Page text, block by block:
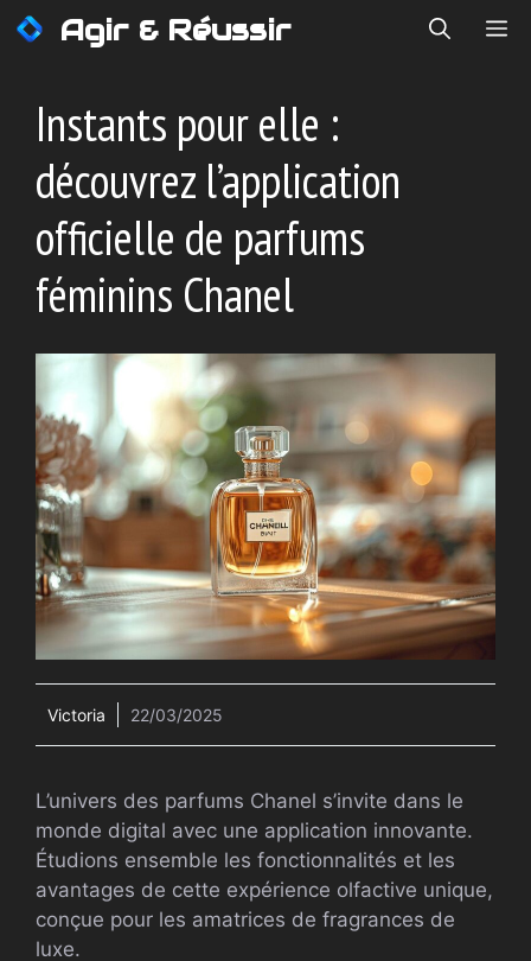
Aller
au
Agir & Réussir
Instants pour elle :
découvrez l’application
officielle de parfums
féminins Chanel
Victoria 22/03/2025
L’univers des parfums Chanel s’invite dans le
monde digital avec une application innovante.
Étudions ensemble les fonctionnalités et les
avantages de cette expérience olfactive unique,
conçue pour les amatrices de fragrances de
luxe.